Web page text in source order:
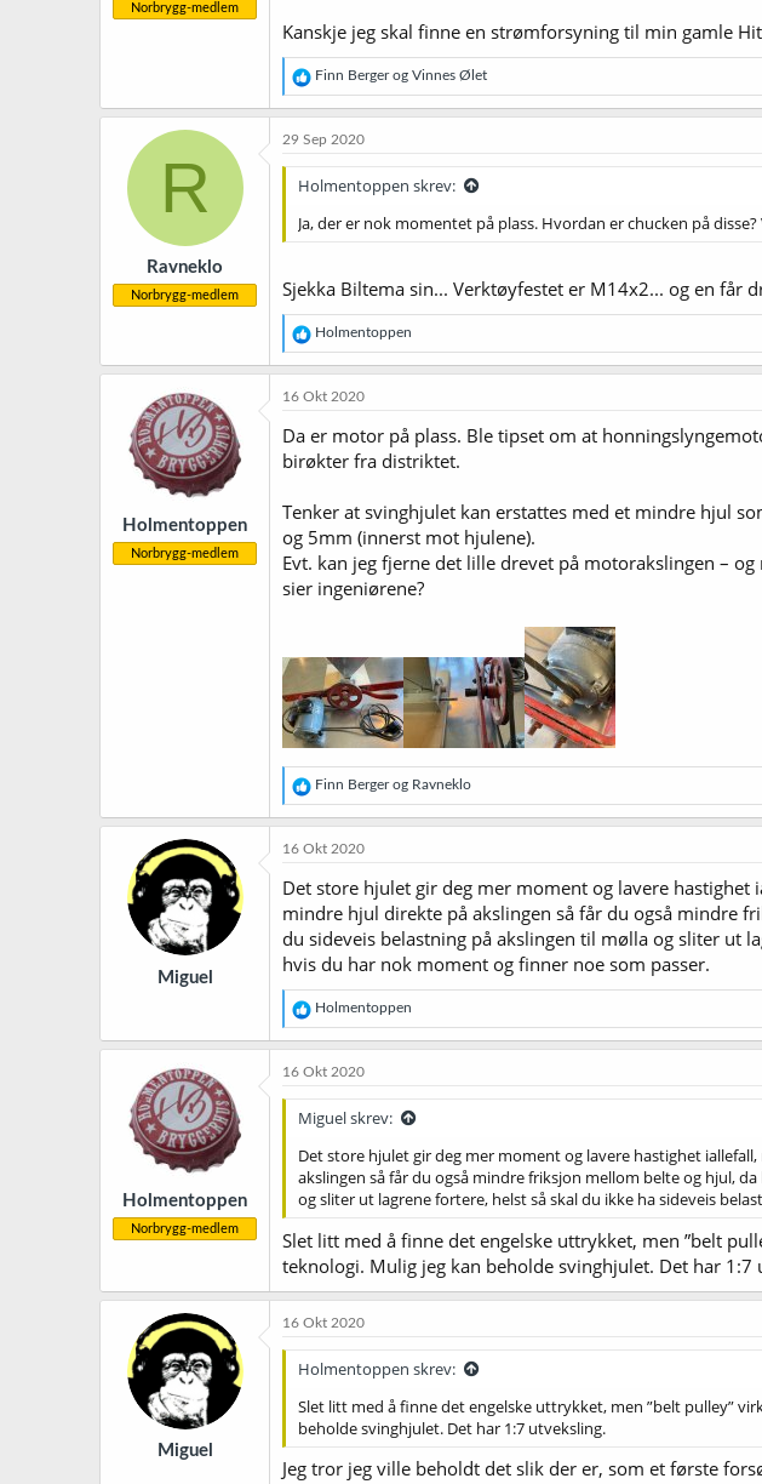
Norbrygg-medlem
Kanskje jeg skal finne en strømforsyning til min gamle
R
e
a
j
o
e
Finn Bergerog Vinnes Ølet
R
Ravneklo
Norbrygg-medlem
29 Sep 2020
Holmentoppen skrev:
Ja, der er nok momentet på plass. Hvordan er chucken på
Sjekka Biltema sin... Verktøyfestet er M14x2... og en får
R
e
a
k
o
n
r
Holmentoppen
Holmentoppen
Norbrygg-medlem
16 Okt 2020
Da er motor på plass. Ble tipset om at
birøkter fra distriktet.
Tenker at svinghjulet kan erstattes med et mindre hjul
og 5mm (innerst mot hjulene).
Evt. kan jeg fjerne det lille drevet på motorakslingen –
sier ingeniørene?
R
e
a
k
o
n
e
Finn Bergerog Ravneklo
Miguel
16 Okt 2020
Det store hjulet gir deg mer moment og lavere
mindre hjul direkte på akslingen så får du også mindre
du sideveis belastning på akslingen til mølla og sliter ut
hvis du har nok moment og finner noe som passer.
R
e
a
k
j
o
e
r
:
Holmentoppen
Holmentoppen
Norbrygg-medlem
16 Okt 2020
Miguel skrev:
Det store hjulet gir deg mer moment og lavere hastighet
akslingen så får du også mindre friksjon mellom belte og hjul,
og sliter ut lagrene fortere, helst så skal du ikke ha sideveis
Slet litt med å finne det engelske uttrykket, men ”belt
teknologi. Mulig jeg kan beholde svinghjulet. Det har 1:7
Miguel
16 Okt 2020
Holmentoppen skrev:
Slet litt med å finne det engelske uttrykket, men ”belt pulley”
beholde svinghjulet. Det har 1:7 utveksling.
Jeg tror jeg ville beholdt det slik der er, som et første